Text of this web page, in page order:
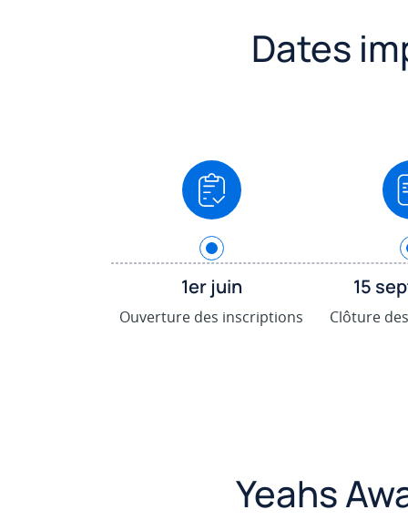
Dates
1er juin
Ouverture des inscriptions
15
Clôture
Yeahs